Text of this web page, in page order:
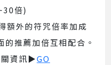
倍)
額外的符咒倍率加成
推薦加倍互相配合。
關資訊▶GO